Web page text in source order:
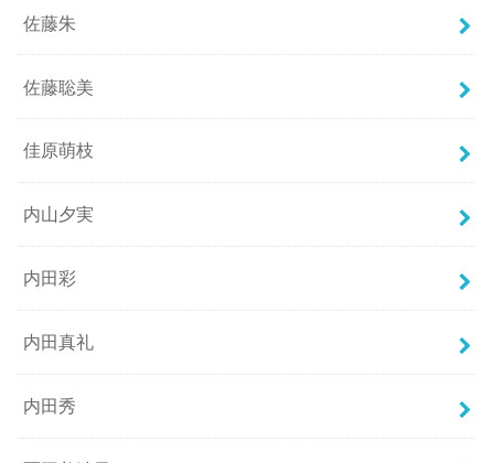
佐藤朱
佐藤聡美
佳原萌枝
内山夕実
内田彩
内田真礼
内田秀